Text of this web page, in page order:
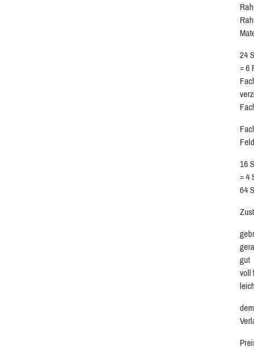
24
= 6
16
= 4
64
gut
voll